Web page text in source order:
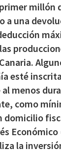
millón
una
esté
menos
como
Económico
la